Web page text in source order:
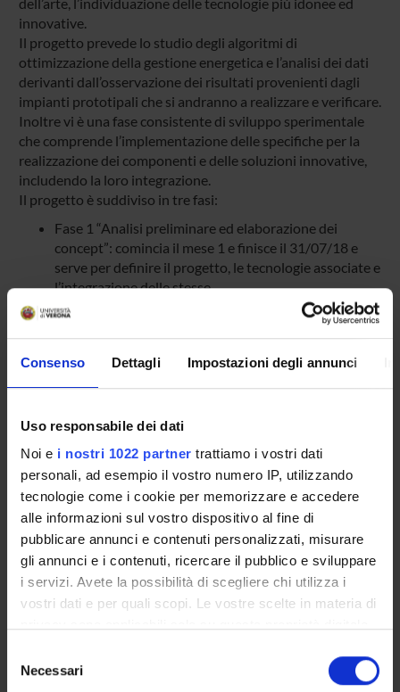
Consenso Dettagli Impostazioni degli annunci
Uso responsabile dei dati
Noi e i nostri 1022 partner trattiamo i vostri dati
personali, ad esempio il vostro numero IP, utilizzando
tecnologie come i cookie per memorizzare e accedere
alle informazioni sul vostro dispositivo al fine di
pubblicare annunci e contenuti personalizzati, misurare
gli annunci e i contenuti, ricercare il pubblico e sviluppare
i servizi. Avete la possibilità di scegliere chi utilizza i
vostri dati e per quali scopi. Le vostre scelte in materia di
modificare o revocare il proprio consenso in qualsiasi
delNecessari
innovative.
Il progetto prevede lo studio degli algoritmi di
ottimizzazione della gestione energetica e l’analisi dei dati
derivanti dall’osservazione dei risultati provenienti dagli
impianti prototipali che si andranno a realizzare e verificare.
Inoltre vi è una fase consistente di sviluppo sperimentale
che comprende l’implementazione delle specifiche per la
realizzazione dei componenti e delle soluzioni innovative,
includendo la loro integrazione.
Il progetto è suddiviso in tre fasi:
Fase 1 “Analisi preliminare ed elaborazione dei
concept”: comincia il mese 1 e finisce il 31/07/18 e
serve per definire il progetto, le tecnologie associate e
l’integrazione delle stesse.
Fase 2 “Studio e sviluppo dell’innovazione”: è la fase
più lunga (15 mesi di durata) e in questa fase saranno
prodotti innovativi da parte delle aziende
componenti la RIR.
tecnologie”: la fase dura un anno e prevede
dimostrativi e una generalizzazione dei risultati.
Soggetti Partecipanti:IDEA Spa, Centro Giorgio Levi Cases,
Università degli Studi di Verona, Riello SpA, AGSM Verona
SpA, IRCA SpA, TACO Italia Srl, Midac SpA, MAS Elettronica
Sas, Gizero Energie Srl, EDALab Srl, Inpronta Srl, Bozza Srl
SPESA COMPLESSIVA PREVISTA